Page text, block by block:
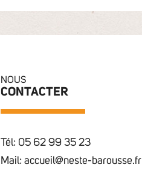
NOUS
CONTACTER
Tél: 05 62 99 35 23
Mail: accueil@neste-barousse.fr